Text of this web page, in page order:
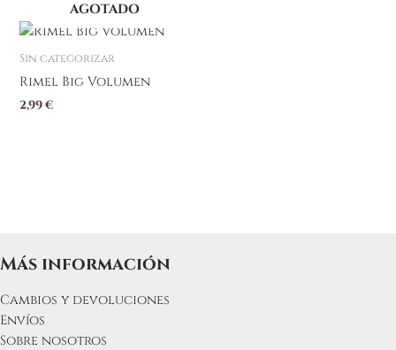
AGOTADO
Sin categorizar
Rimel Big Volumen
2,99€
Más información
Cambios y devoluciones
Envíos
Sobre nosotros